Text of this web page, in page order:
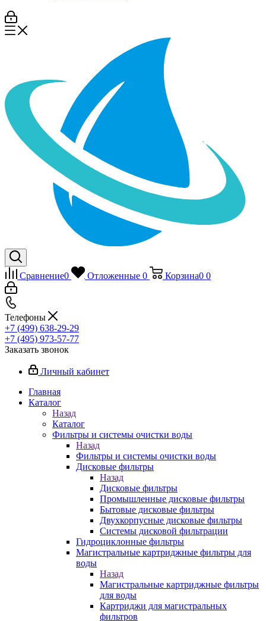
Сравнение0 Отложенные 0 Корзина0 0
Телефоны
+7 (499) 638-29-29
+7 (495) 973-57-77
Заказать звонок
Личный кабинет
Главная
Каталог
Назад
Каталог
Фильтры и системы очистки воды
Назад
Фильтры и системы очистки воды
Дисковые фильтры
Назад
Дисковые фильтры
Промышленные дисковые фильтры
Бытовые дисковые фильтры
Двухкорпусные дисковые фильтры
Системы дисковой фильтрации
Гидроциклонные фильтры
Магистральные картриджные фильтры для
воды
Назад
Магистральные картриджные фильтры
для воды
Картриджи для магистральных
фильтров